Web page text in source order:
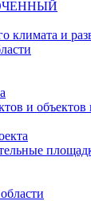
и
и